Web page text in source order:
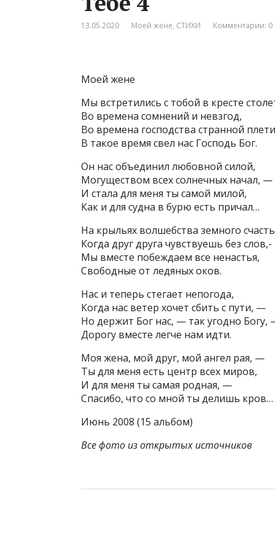
13.05.2020 Моей жене, СТИХИ Комментарии: 0
Моей жене
Мы встретились с тобой в кресте
Во времена сомнений и невзгод,
Во времена господства странной
В такое время свел нас Господь Бог.
Он нас объединил любовной силой,
Могуществом всех солнечных начал, —
И стала для меня ты самой милой,
Как и для судна в бурю есть причал…
На крыльях волшебства земного
Когда друг друга чувствуешь без слов,-
Мы вместе побеждаем все ненастья,
Свободные от ледяных оков.
Нас и теперь стегает непогода,
Когда нас ветер хочет сбить с пути, —
Но держит Бог нас, — так угодно Богу,
Дорогу вместе легче нам идти.
Моя жена, мой друг, мой ангел рая, —
Ты для меня есть центр всех миров,
И для меня ты самая родная, —
Спасибо, что со мной ты делишь кров…
Июнь 2008 (15 альбом)
Все фото из открытых источников